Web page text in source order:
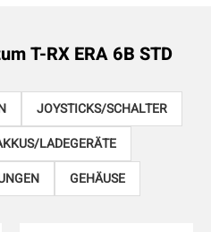
T-RX ERA 6B STD
JOYSTICKS/SCHALTER
LADEGERÄTE
GEHÄUSE